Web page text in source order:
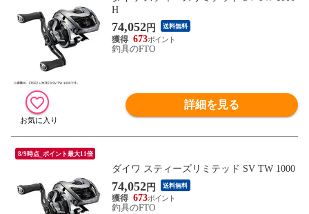
H
74,052円 送料無料
673
釣具のFTO
詳細を見る
8/9時点_ポイント最大11倍
ダイワ スティーズリミテッド SV TW 1000
74,052円 送料無料
673
釣具のFTO